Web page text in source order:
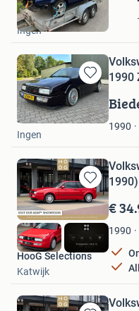
in
Mijn
Favorieten
JABO
Ingen
Bewaren
in
Mijn
Favorieten
1990
1990
JABO
Ingen
Bewaren
in
Mijn
Favorieten
1990)
€
1990
HooG Selections
Katwijk